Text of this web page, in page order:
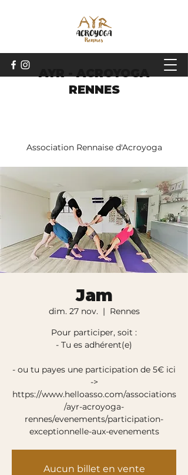
AYR - ACROYOGA
RENNES
Association Rennaise d'Acroyoga
Jam
dim. 27 nov.
  |
Rennes
Pour participer, soit :
- Tu es adhérent(e)
- ou tu payes une participation de 5€ ici
->
https://www.helloasso.com/associations
/ayr-acroyoga-
rennes/evenements/participation-
exceptionnelle-aux-evenements
Aucun billet en vente